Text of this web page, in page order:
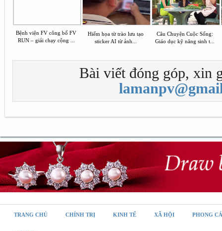
Bệnh viện FV công bố FV
RUN – giải chạy cộng ...
Hiểm họa từ trào lưu tạo
sticker AI từ ảnh...
Câu Chuyện Cuộc Sống:
Giáo dục kỹ năng sinh t...
Bài viết đóng góp, xin
TRANG CHỦ CHÍNH TRỊ KINH TẾ XÃ HỘI PHONG